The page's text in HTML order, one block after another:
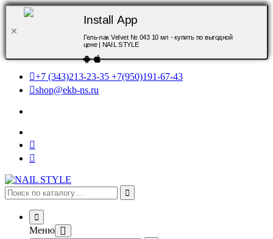
Install App
Гель-лак Velvet № 043 10 мл - купить по выгодной
цене | NAIL STYLE
+7 (343)213-23-35 +7(950)191-67-43
shop@ekb-ns.ru
Меню